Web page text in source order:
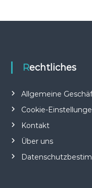
Rechtliches
Allgemeine
Cookie-
Kontakt
Über uns